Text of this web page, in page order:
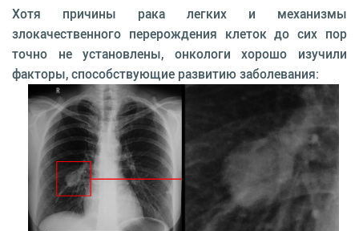
Хотя причины рака легких и механизмы
злокачественного перерождения клеток до сих пор
точно не установлены, онкологи хорошо изучили
факторы, способствующие развитию заболевания: